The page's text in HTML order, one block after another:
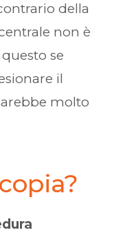
della
non è
se
il
molto